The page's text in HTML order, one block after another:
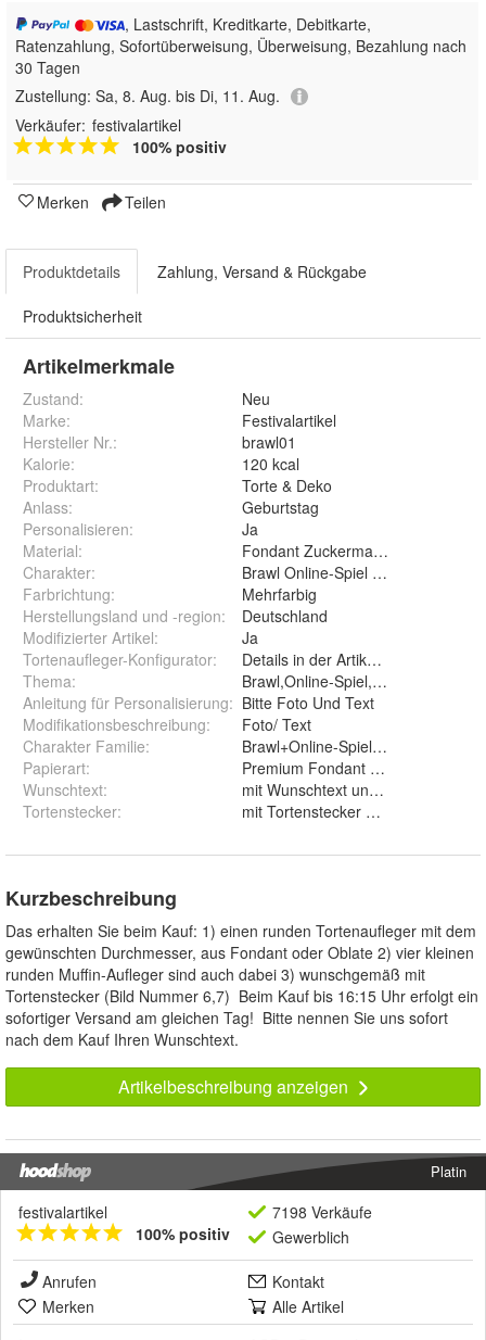
, Lastschrift, Kreditkarte, Debitkarte,
Ratenzahlung, Sofortüberweisung, Überweisung, Bezahlung nach
30 Tagen
Zustellung: Sa, 8. Aug. bis Di, 11. Aug.
Verkäufer: festivalartikel
100% positiv
Merken Teilen
Produktdetails Zahlung, Versand & Rückgabe
Produktsicherheit
Artikelmerkmale
Zustand:
Neu
Marke:
Festivalartikel
Hersteller Nr.:
brawl01
Kalorie:
120 kcal
Produktart:
Torte & Deko
Anlass:
Geburtstag
Personalisieren:
Ja
Material:
Fondant Zuckermasse Oblate
Charakter:
Brawl Online-Spiel Multiplayer-
Farbrichtung:
Mehrfarbig
Herstellungsland und -region:
Deutschland
Modifizierter Artikel:
Ja
Tortenaufleger-Konfigurator:
Details in der Artikelbeschreibung
Thema:
Brawl,Online-Spiel,Multiplayer-
Anleitung für Personalisierung: Bitte Foto Und Text
Modifikationsbeschreibung:
Foto/ Text
Charakter Familie:
Brawl+Online-Spiel+Multiplayer-
Papierart:
Wunschtext:
mit Wunschtext und ohne
Tortenstecker:
Kurzbeschreibung
Das erhalten Sie beim Kauf: 1) einen runden Tortenaufleger mit dem
gewünschten Durchmesser, aus Fondant oder Oblate 2) vier kleinen
runden Muffin-Aufleger sind auch dabei 3) wunschgemäß mit
Tortenstecker (Bild Nummer 6,7) Beim Kauf bis 16:15 Uhr erfolgt ein
sofortiger Versand am gleichen Tag! Bitte nennen Sie uns sofort
nach dem Kauf Ihren Wunschtext.
Artikelbeschreibung anzeigen
Platin
festivalartikel
100% positiv
7198 Verkäufe
Gewerblich
Anrufen
Kontakt
Merken
Alle Artikel